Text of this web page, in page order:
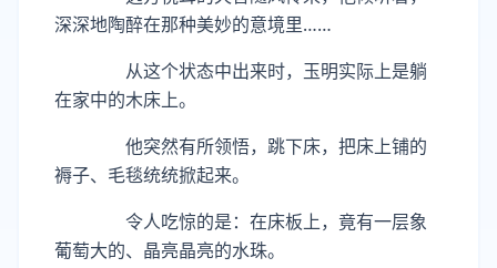
深深地陶醉在那种美妙的意境里……
从这个状态中出来时，玉明实际上是躺
在家中的木床上。
他突然有所领悟，跳下床，把床上铺的
褥子、毛毯统统掀起来。
令人吃惊的是：在床板上，竟有一层象
葡萄大的、晶亮晶亮的水珠。